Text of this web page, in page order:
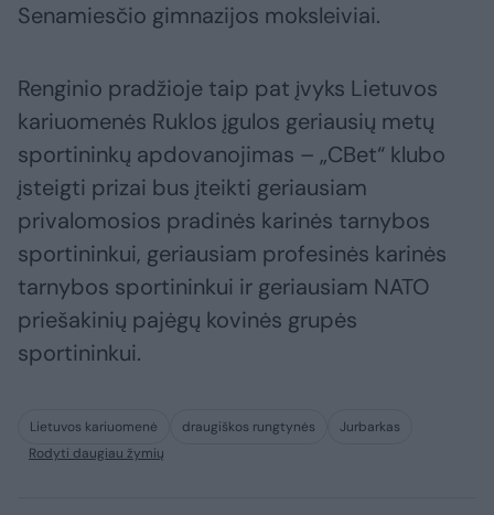
Senamiesčio gimnazijos moksleiviai.
Renginio pradžioje taip pat įvyks Lietuvos
kariuomenės Ruklos įgulos geriausių metų
sportininkų apdovanojimas – „CBet“ klubo
įsteigti prizai bus įteikti geriausiam
privalomosios pradinės karinės tarnybos
sportininkui, geriausiam profesinės karinės
tarnybos sportininkui ir geriausiam NATO
priešakinių pajėgų kovinės grupės
sportininkui.
Lietuvos kariuomenė draugiškos rungtynės
Jurbarkas
Rodyti daugiau žymių